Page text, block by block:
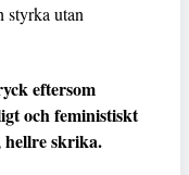
styrka utan
eftersom
och feministiskt
hellre skrika.